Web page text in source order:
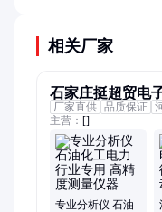
相关厂家
石家庄挺超贸电
厂家直供 品质保证
主营： []
专业分析仪 石油